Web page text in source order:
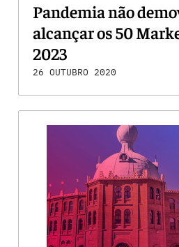
Pandemia não
alcançar os 50
2023
26 OUTUBRO 2020